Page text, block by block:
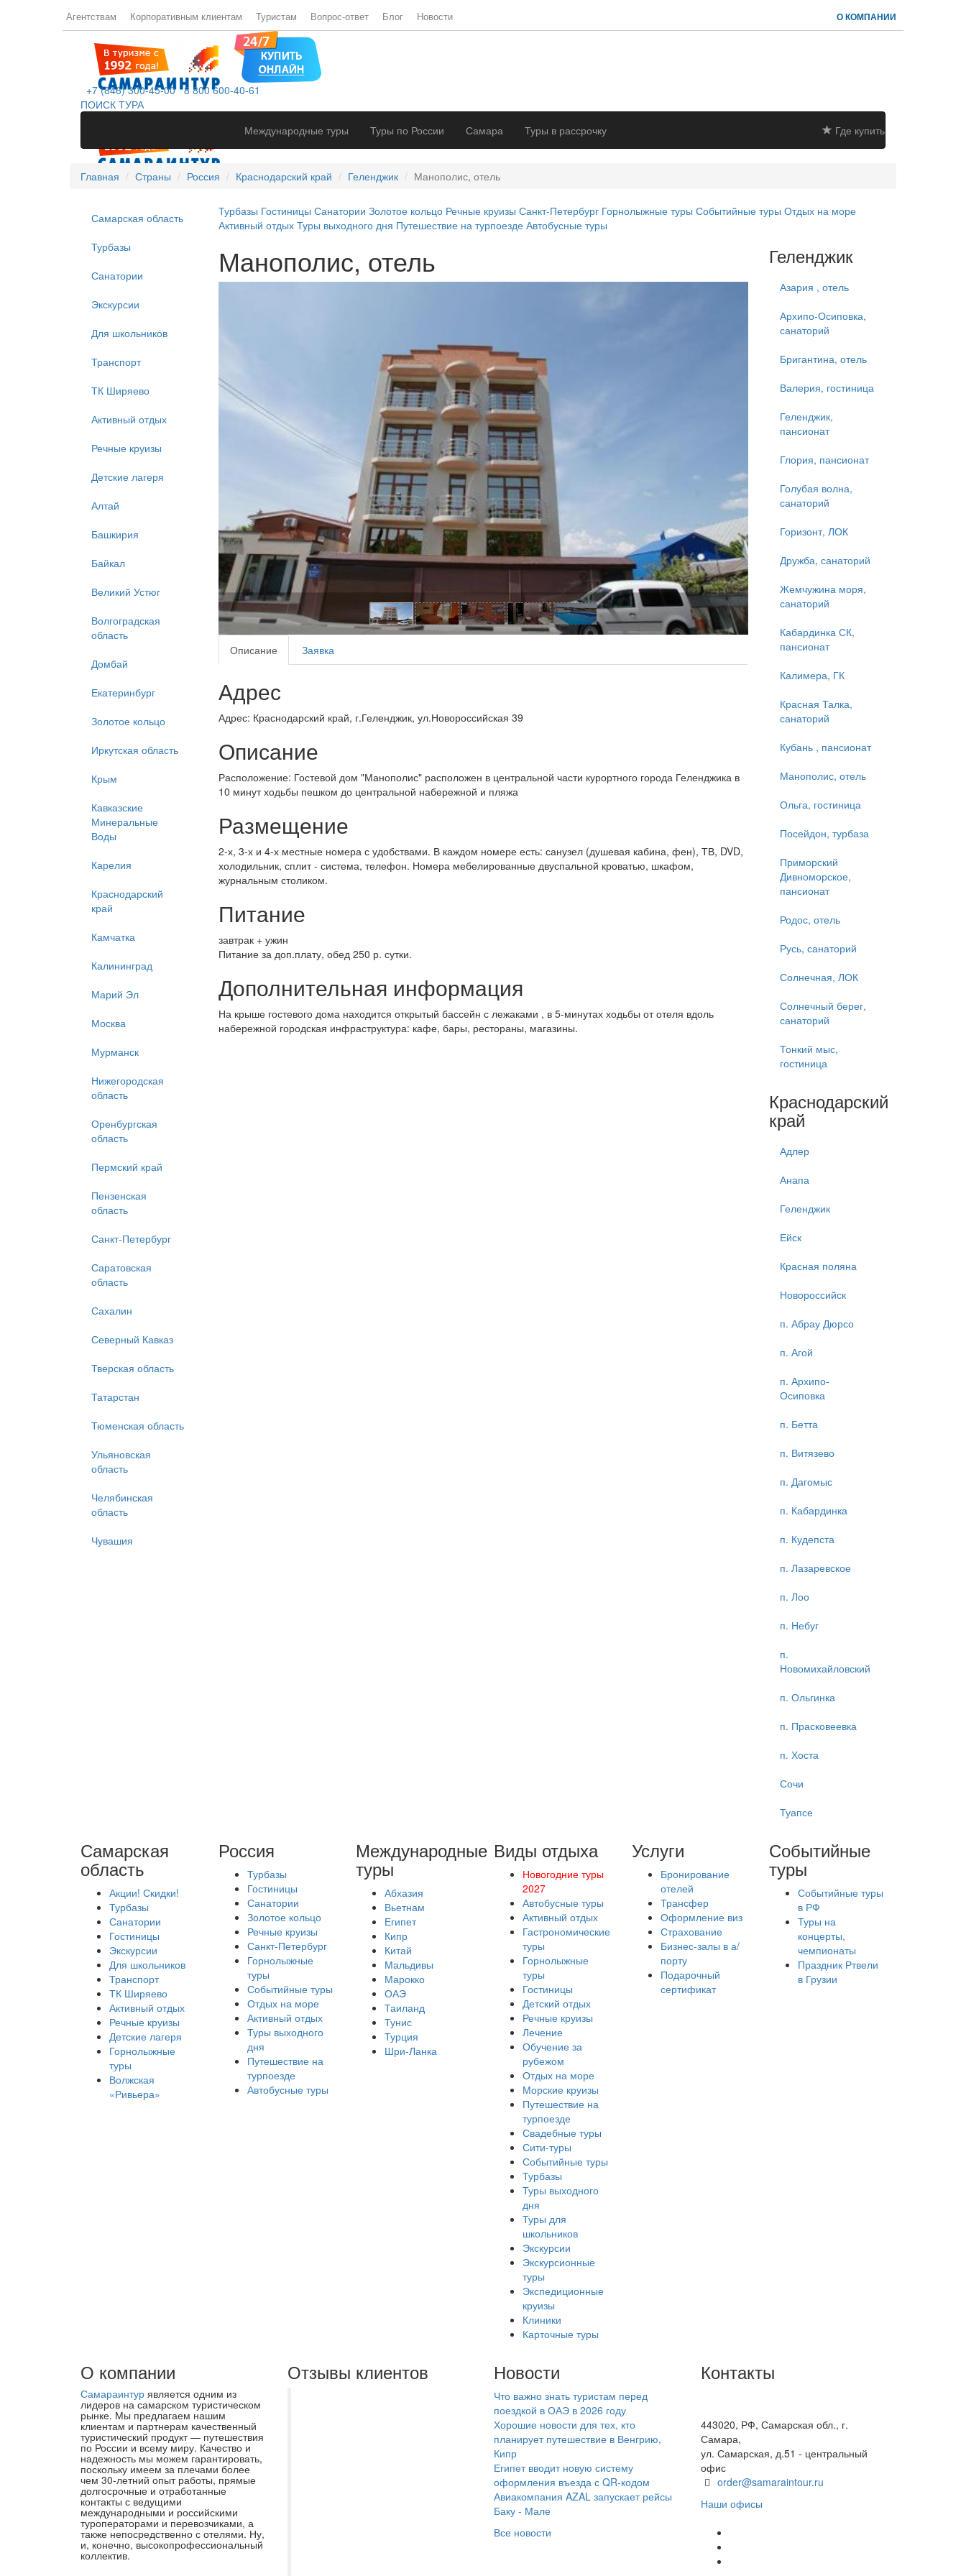
Агентствам Корпоративным клиентам Туристам Вопрос-ответ Блог Новости О КОМПАНИИ
+7 (846) 300-45-00 8 800 600-40-61
ПОИСК ТУРА
Международные туры
Туры по России Самара Туры в рассрочку Где купить
Главная Страны Россия Краснодарский край Геленджик Манополис, отель
Самарская область
Турбазы
Санатории
Экскурсии
Для школьников
Транспорт
ТК Ширяево
Активный отдых
Речные круизы
Детские лагеря
Алтай
Башкирия
Байкал
Великий Устюг
Волгоградская
область
Домбай
Екатеринбург
Золотое кольцо
Иркутская область
Крым
Кавказские
Минеральные
Воды
Карелия
Краснодарский
край
Камчатка
Калининград
Марий Эл
Москва
Мурманск
Нижегородская
область
Оренбургская
область
Пермский край
Пензенская
область
Санкт-Петербург
Саратовская
область
Сахалин
Северный Кавказ
Тверская область
Татарстан
Тюменская область
Ульяновская
область
Челябинская
область
Чувашия
Турбазы Гостиницы Санатории Золотое кольцо Речные круизы Санкт-Петербург Горнолыжные туры Событийные туры Отдых на море
Активный отдых Туры выходного дня Путешествие на турпоезде Автобусные туры
Манополис, отель
Описание Заявка
Адрес
Адрес: Краснодарский край, г.Геленджик, ул.Новороссийская 39
Описание
Расположение: Гостевой дом "Манополис" расположен в центральной части курортного города Геленджика в
10 минут ходьбы пешком до центральной набережной и пляжа
Размещение
2-х, 3-х и 4-х местные номера с удобствами. В каждом номере есть: санузел (душевая кабина, фен), ТВ, DVD,
холодильник, сплит - система, телефон. Номера мебелированные двуспальной кроватью, шкафом,
журнальным столиком.
Питание
завтрак + ужин
Питание за доп.плату, обед 250 р. сутки.
Дополнительная информация
На крыше гостевого дома находится открытый бассейн с лежаками , в 5-минутах ходьбы от отеля вдоль
набережной городская инфраструктура: кафе, бары, рестораны, магазины.
Геленджик
Азария , отель
Архипо-Осиповка,
санаторий
Бригантина, отель
Валерия, гостиница
Геленджик,
пансионат
Глория, пансионат
Голубая волна,
санаторий
Горизонт, ЛОК
Дружба, санаторий
Жемчужина моря,
санаторий
Кабардинка СК,
пансионат
Калимера, ГК
Красная Талка,
санаторий
Кубань , пансионат
Манополис, отель
Ольга, гостиница
Посейдон, турбаза
Приморский
Дивноморское,
пансионат
Родос, отель
Русь, санаторий
Солнечная, ЛОК
Солнечный берег,
санаторий
Тонкий мыс,
гостиница
Краснодарский
край
Адлер
Анапа
Геленджик
Ейск
Красная поляна
Новороссийск
п. Абрау Дюрсо
п. Агой
п. Архипо-
Осиповка
п. Бетта
п. Витязево
п. Дагомыс
п. Кабардинка
п. Кудепста
п. Лазаревское
п. Лоо
п. Небуг
п.
Новомихайловский
п. Ольгинка
п. Прасковеевка
п. Хоста
Сочи
Туапсе
Самарская
область
Акции! Скидки!
Турбазы
Санатории
Гостиницы
Экскурсии
Для школьников
Транспорт
ТК Ширяево
Активный отдых
Речные круизы
Детские лагеря
Горнолыжные
туры
Волжская
«Ривьера»
Россия
Турбазы
Гостиницы
Санатории
Золотое кольцо
Речные круизы
Санкт-Петербург
Горнолыжные
туры
Событийные туры
Отдых на море
Активный отдых
Туры выходного
дня
Путешествие на
турпоезде
Автобусные туры
Международные
туры
Абхазия
Вьетнам
Египет
Кипр
Китай
Мальдивы
Марокко
ОАЭ
Таиланд
Тунис
Турция
Шри-Ланка
Виды отдыха
Новогодние туры
2027
Автобусные туры
Активный отдых
Гастрономические
туры
Горнолыжные
туры
Гостиницы
Детский отдых
Речные круизы
Лечение
Обучение за
рубежом
Отдых на море
Морские круизы
Путешествие на
турпоезде
Свадебные туры
Сити-туры
Событийные туры
Турбазы
Туры выходного
дня
Туры для
школьников
Экскурсии
Экскурсионные
туры
Экспедиционные
круизы
Клиники
Карточные туры
Услуги
Бронирование
отелей
Трансфер
Оформление виз
Страхование
Бизнес-залы в а/
порту
Подарочный
сертификат
Событийные
туры
Событийные туры
в РФ
Туры на
концерты,
чемпионаты
Праздник Ртвели
в Грузии
О компании
Самараинтур является одним из
лидеров на самарском туристическом
рынке. Мы предлагаем нашим
клиентам и партнерам качественный
туристический продукт — путешествия
по России и всему миру. Качество и
надежность мы можем гарантировать,
поскольку имеем за плечами более
чем 30-летний опыт работы, прямые
долгосрочные и отработанные
контакты с ведущими
международными и российскими
туроператорами и перевозчиками, а
также непосредственно с отелями. Ну,
и, конечно, высокопрофессиональный
коллектив.
Отзывы клиентов Новости
Что важно знать туристам перед
поездкой в ОАЭ в 2026 году
Хорошие новости для тех, кто
планирует путешествие в Венгрию,
Кипр
Египет вводит новую систему
оформления въезда с QR-кодом
Авиакомпания AZAL запускает рейсы
Баку - Мале
Все новости
Контакты
443020, РФ, Самарская обл., г.
Самара,
ул. Самарская, д.51 - центральный
офис
order@samaraintour.ru
Наши офисы